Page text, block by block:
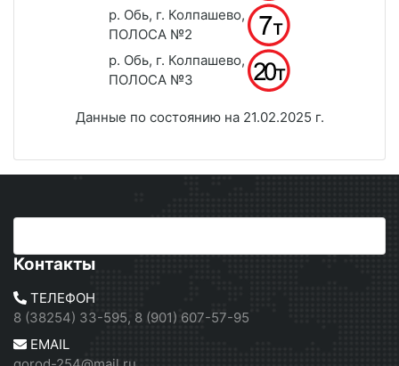
р. Обь, г. Колпашево,
ПОЛОСА №2
р. Обь, г. Колпашево,
ПОЛОСА №3
Данные по состоянию на 21.02.2025 г.
Контакты
ТЕЛЕФОН
8 (38254) 33-595, 8 (901) 607-57-95
EMAIL